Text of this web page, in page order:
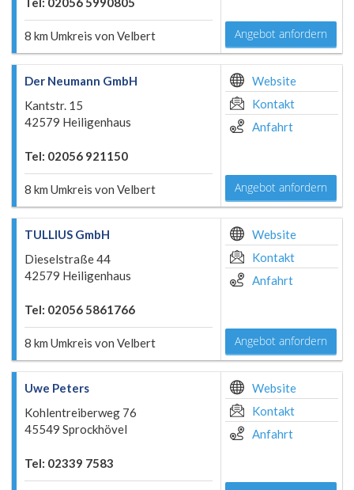
8 km Umkreis von Velbert Angebot anfordern
Der Neumann GmbH
Kantstr. 15
42579 Heiligenhaus
Tel: 02056 921150
8 km Umkreis von Velbert
Website
Kontakt
Anfahrt
Angebot anfordern
TULLIUS GmbH
Dieselstraße 44
42579 Heiligenhaus
Tel: 02056 5861766
8 km Umkreis von Velbert
Website
Kontakt
Anfahrt
Angebot anfordern
Uwe Peters
Kohlentreiberweg 76
45549 Sprockhövel
Tel: 02339 7583
Website
Kontakt
Anfahrt